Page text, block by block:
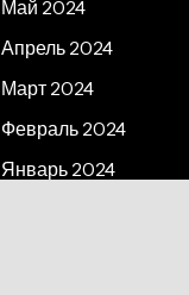
Май 2024
Апрель 2024
Март 2024
Февраль 2024
Январь 2024